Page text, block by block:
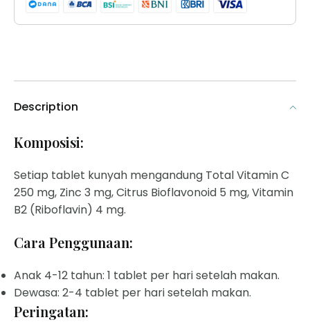
Description
Komposisi:
Setiap tablet kunyah mengandung Total Vitamin C
250 mg, Zinc 3 mg, Citrus Bioflavonoid 5 mg, Vitamin
B2 (Riboflavin) 4 mg.
Cara Penggunaan:
Anak 4-12 tahun: 1 tablet per hari setelah makan.
Dewasa: 2-4 tablet per hari setelah makan.
Peringatan: